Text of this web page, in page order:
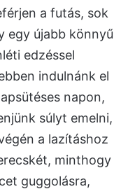
a futás, sok
egy újabb könnyű
edzéssel
indulnánk el
napon,
súlyt emelni,
a lazításhoz
minthogy
guggolásra,